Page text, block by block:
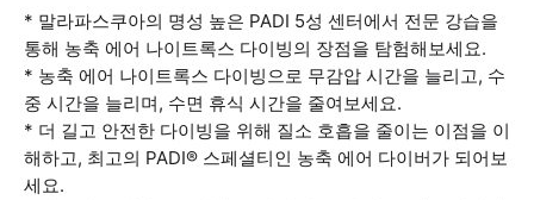
* 말라파스쿠아의 명성 높은 PADI 5성 센터에서 전문 강습을
통해 농축 에어 나이트록스 다이빙의 장점을 탐험해보세요.
* 농축 에어 나이트록스 다이빙으로 무감압 시간을 늘리고, 수
중 시간을 늘리며, 수면 휴식 시간을 줄여보세요.
* 더 길고 안전한 다이빙을 위해 질소 호흡을 줄이는 이점을 이
해하고, 최고의 PADI® 스페셜티인 농축 에어 다이버가 되어보
세요.